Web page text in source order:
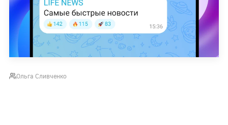
Ольга Сливченко